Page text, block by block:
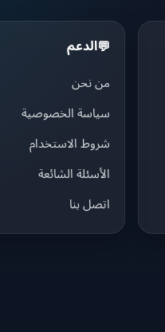
💬الدعم
من نحن
سياسة الخصوصية
شروط الاستخدام
الأسئلة الشائعة
اتصل بنا